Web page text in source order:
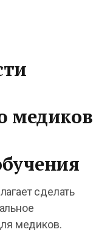
медиков
сделать
медиков.